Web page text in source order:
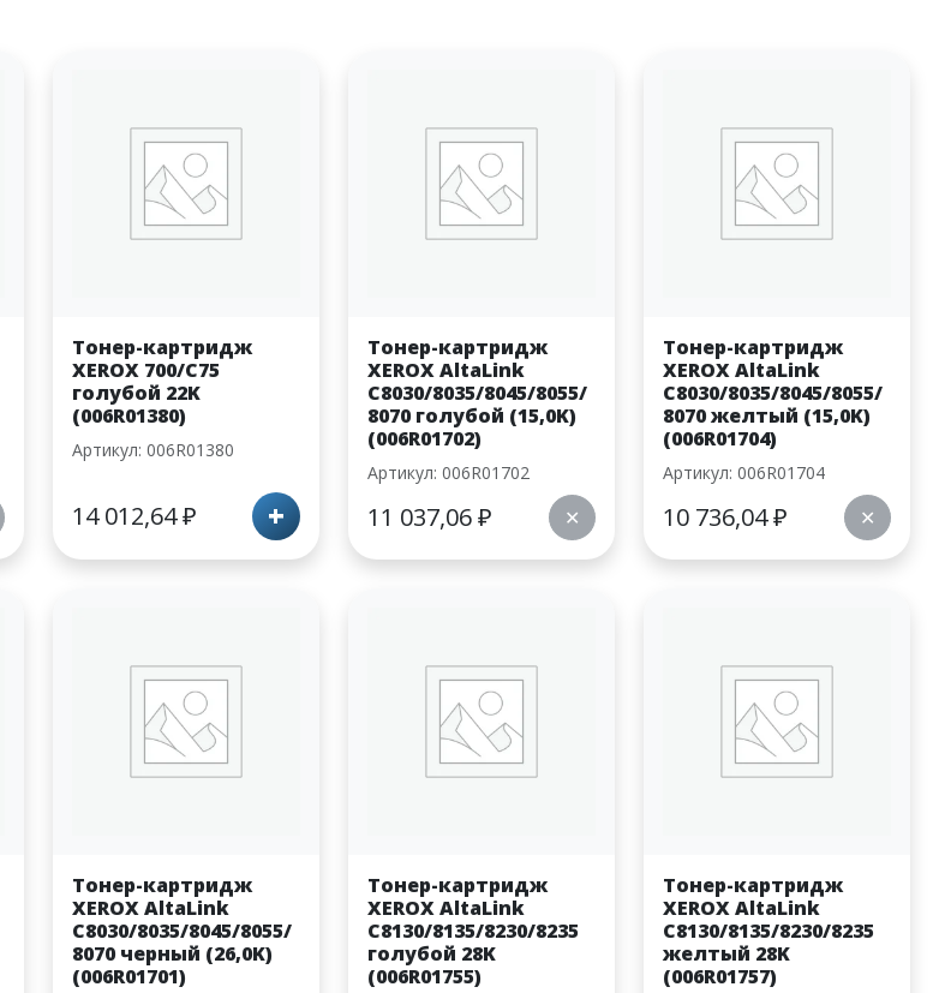
Тонер-картридж
XEROX 700/C75
голубой 22K
(006R01380)
Артикул: 006R01380
14 012,64₽ +
Тонер-картридж
XEROX AltaLink
C8030/8035/8045/8055/
8070 голубой (15,0K)
(006R01702)
Артикул: 006R01702
11 037,06₽ ✕
Тонер-картридж
XEROX AltaLink
C8030/8035/8045/8055/
8070 желтый (15,0K)
(006R01704)
Артикул: 006R01704
10 736,04₽ ✕
Тонер-картридж
XEROX AltaLink
C8030/8035/8045/8055/
8070 черный (26,0K)
(006R01701)
Тонер-картридж
XEROX AltaLink
C8130/8135/8230/8235
голубой 28K
(006R01755)
Тонер-картридж
XEROX AltaLink
C8130/8135/8230/8235
желтый 28K
(006R01757)